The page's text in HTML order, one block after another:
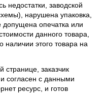
недостатки, заводской
нарушена упаковка,
допущена опечатка или
данного товара,
этого товара на
странице, заказчик
согласен с данными
ресурс, и готов